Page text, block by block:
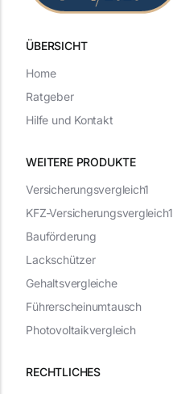
ÜBERSICHT
WEITERE PRODUKTE
RECHTLICHES
Versicherungsvergleich1
KFZ-Versicherungsvergleich1
Bauförderung
Lackschützer
Gehaltsvergleiche
Führerscheinumtausch
Photovoltaikvergleich
Home
Ratgeber
Hilfe und Kontakt